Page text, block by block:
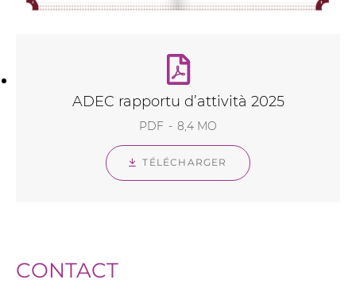
ADEC rapportu d’attività 2025
PDF 8,4 MO
TÉLÉCHARGER
CONTACT